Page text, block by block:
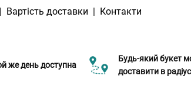
| Вартість доставки | Контакти
же день доступна
CZK
Будь-який букет
доставити в